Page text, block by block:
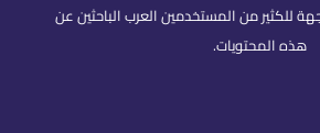
للكثير من المستخدمين العرب الباحثين عن
هذه المحتويات.